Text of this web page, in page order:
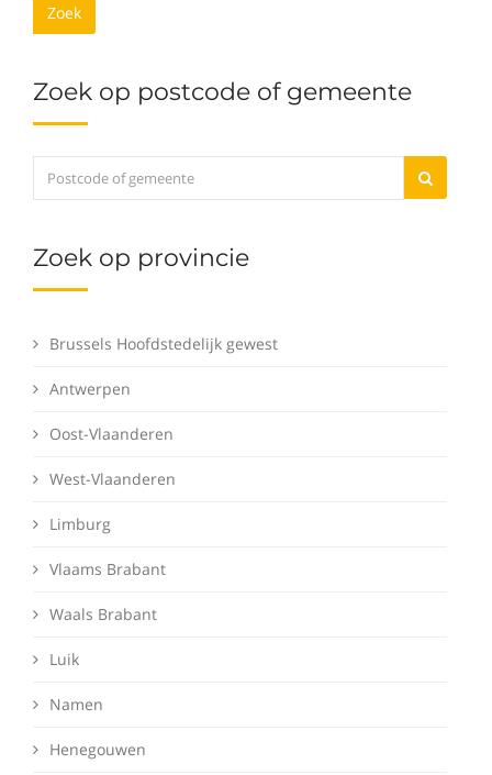
Zoek
Zoek op postcode of gemeente
Zoek op provincie
Brussels Hoofdstedelijk gewest
Antwerpen
Oost-Vlaanderen
West-Vlaanderen
Limburg
Vlaams Brabant
Waals Brabant
Luik
Namen
Henegouwen